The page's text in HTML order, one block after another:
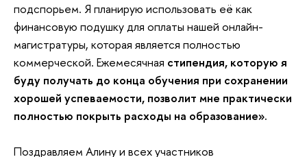
подспорьем. Я планирую использовать её как
финансовую подушку для оплаты нашей онлайн-
магистратуры, которая является полностью
коммерческой. Ежемесячная стипендия, которую я
буду получать до конца обучения при сохранении
хорошей успеваемости, позволит мне практически
полностью покрыть расходы на образование».
Поздравляем Алину и всех участников